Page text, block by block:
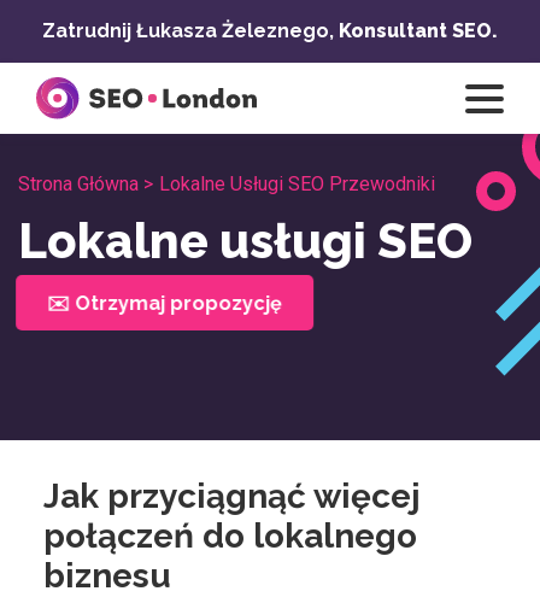
treści
Zatrudnij Łukasza Żeleznego, Konsultant SEO.
Strona Główna > Lokalne Usługi SEO Przewodniki
Lokalne usługi SEO
✉️ Otrzymaj propozycję
Jak przyciągnąć więcej
połączeń do lokalnego
biznesu